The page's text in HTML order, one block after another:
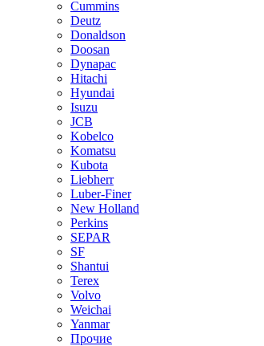
Cummins
Deutz
Donaldson
Doosan
Dynapac
Hitachi
Hyundai
Isuzu
JCB
Kobelco
Komatsu
Kubota
Liebherr
Luber-Finer
New Holland
Perkins
SEPAR
SF
Shantui
Terex
Volvo
Weichai
Yanmar
Прочие